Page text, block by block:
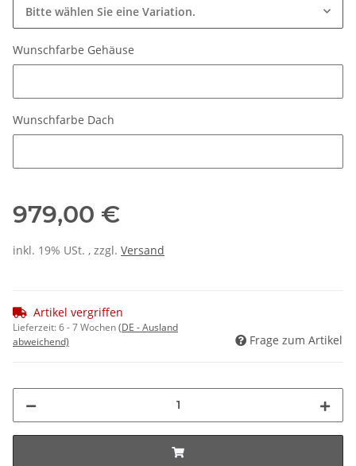
Bitte wählen Sie eine Variation.
Wunschfarbe Gehäuse
Wunschfarbe Dach
979,00 €
inkl. 19% USt. , zzgl. Versand
Artikel vergriffen
Lieferzeit:6 - 7 Wochen(DE - Ausland
abweichend)
Frage zum Artikel